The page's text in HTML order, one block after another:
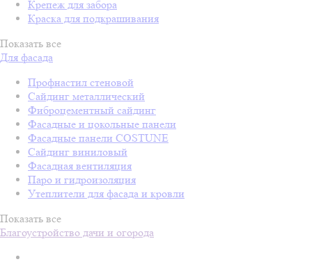
Крепеж для забора
Краска для подкрашивания
Показать все
Для фасада
Профнастил стеновой
Сайдинг металлический
Фиброцементный сайдинг
Фасадные и цокольные панели
Фасадные панели COSTUNE
Сайдинг виниловый
Фасадная вентиляция
Паро и гидроизоляция
Утеплители для фасада и кровли
Показать все
Благоустройство дачи и огорода